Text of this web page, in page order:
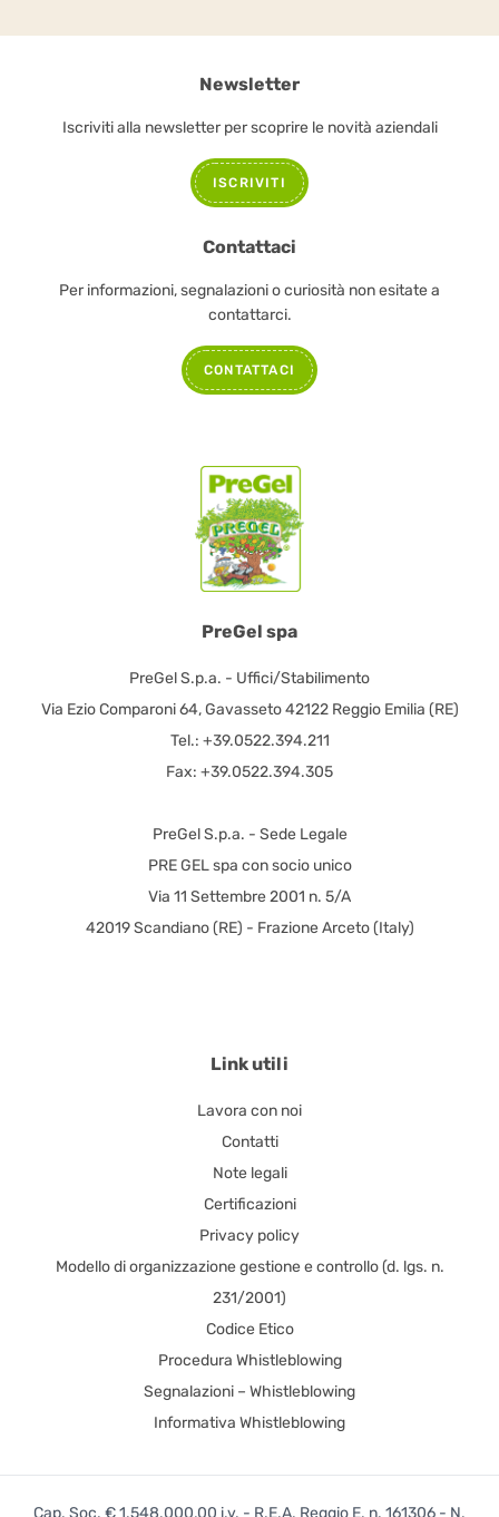
PreGel spa
PreGel S.p.a. - Uffici/Stabilimento
Via Ezio Comparoni 64, Gavasseto 42122 Reggio Emilia (RE)
Tel.: +39.0522.394.211
Fax: +39.0522.394.305
PreGel S.p.a. - Sede Legale
PRE GEL spa con socio unico
Via 11 Settembre 2001 n. 5/A
42019 Scandiano (RE) - Frazione Arceto (Italy)
Link utili
Lavora con noi
Contatti
Note legali
Certificazioni
Privacy policy
Modello di organizzazione gestione e controllo (d. lgs. n.
231/2001)
Codice Etico
Procedura Whistleblowing
Segnalazioni – Whistleblowing
Informativa Whistleblowing
Newsletter
Iscriviti alla newsletter per scoprire le novità aziendali
ISCRIVITI
Contattaci
Per informazioni, segnalazioni o curiosità non esitate a
contattarci.
CONTATTACI
Cap. Soc. € 1.548.000,00 i.v. - R.E.A. Reggio E. n. 161306 - N.